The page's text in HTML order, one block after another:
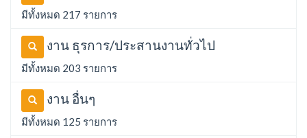
มีทั้งหมด 217 รายการ
งาน ธุรการ/ประสานงานทั่วไป
มีทั้งหมด 203 รายการ
งาน อื่นๆ
มีทั้งหมด 125 รายการ